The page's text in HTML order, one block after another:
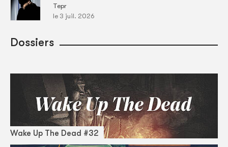
Tepr
le 3 juil. 2026
Dossiers
Wake Up The Dead #32